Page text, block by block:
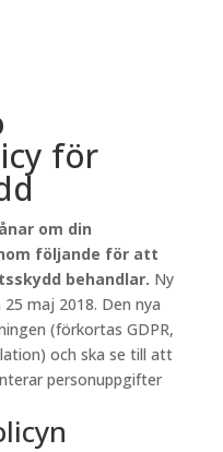
för
om din
följande för att
behandlar. Ny
maj 2018. Den nya
(förkortas GDPR,
och ska se till att
personuppgifter